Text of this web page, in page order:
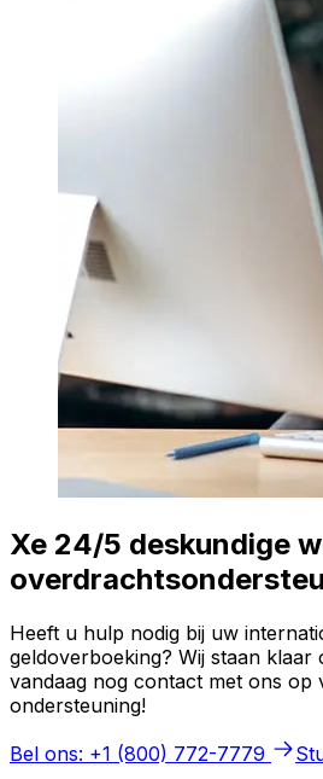
Xe 24/5 deskundige
Heeft u hulp nodig bij uw
geldoverboeking? Wij staan
vandaag nog contact met ons op
ondersteuning!
Bel ons: +1 (800) 772-7779